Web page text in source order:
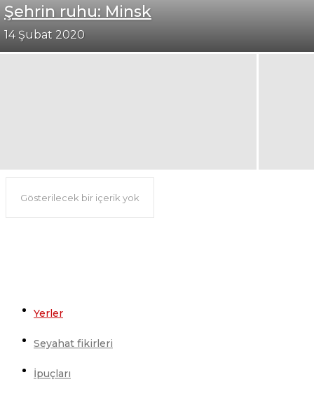
Şehrin ruhu: Minsk
14 Şubat 2020
Gösterilecek bir içerik yok
Yerler
Seyahat fikirleri
İpuçları